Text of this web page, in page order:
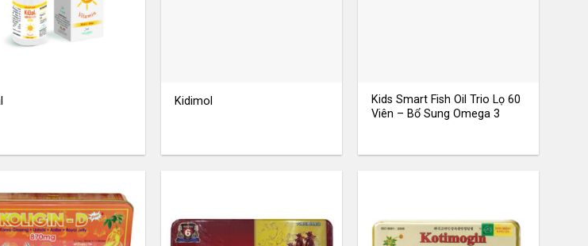
Kidimol
Kids Smart Fish Oil Trio Lọ 60
Viên – Bổ Sung Omega 3